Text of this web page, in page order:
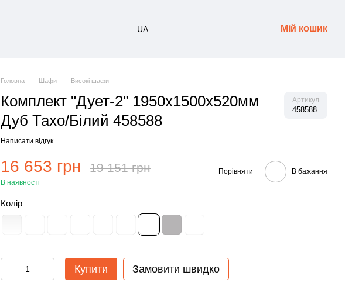
UA Мій кошик
Головна Шафи Високі шафи
Комплект "Дует-2" 1950x1500x520мм
Дуб Тахо/Білий 458588
Артикул
458588
Написати відгук
16 653 грн 19 151 грн
В наявності
Порівняти В бажання
Колір
Купити Замовити швидко